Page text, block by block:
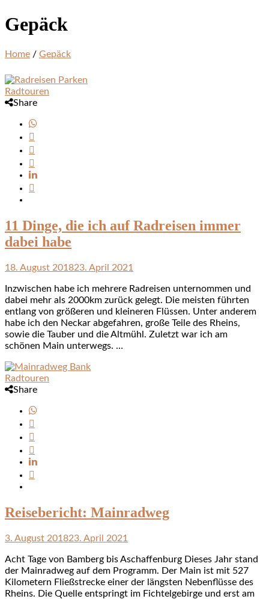
Gepäck
Home / Gepäck
Radtouren
Share
11 Dinge, die ich auf Radreisen immer
dabei habe
18. August 201823. April 2021
Inzwischen habe ich mehrere Radreisen unternommen und
dabei mehr als 2000km zurück gelegt. Die meisten führten
entlang von größeren und kleineren Flüssen. Unter anderem
habe ich den Neckar abgefahren, große Teile des Rheins,
sowie die Tauber und die Altmühl. Zuletzt war ich am
schönen Main unterwegs. …
Radtouren
Share
Reisebericht: Mainradweg
3. August 201823. April 2021
Acht Tage von Bamberg bis Aschaffenburg Dieses Jahr stand
der Mainradweg auf dem Programm. Der Main ist mit 527
Kilometern Fließstrecke einer der längsten Nebenflüsse des
Rheins. Die Quelle entspringt im Fichtelgebirge und erst am